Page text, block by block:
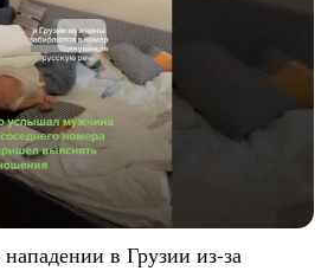
в Грузии из-за